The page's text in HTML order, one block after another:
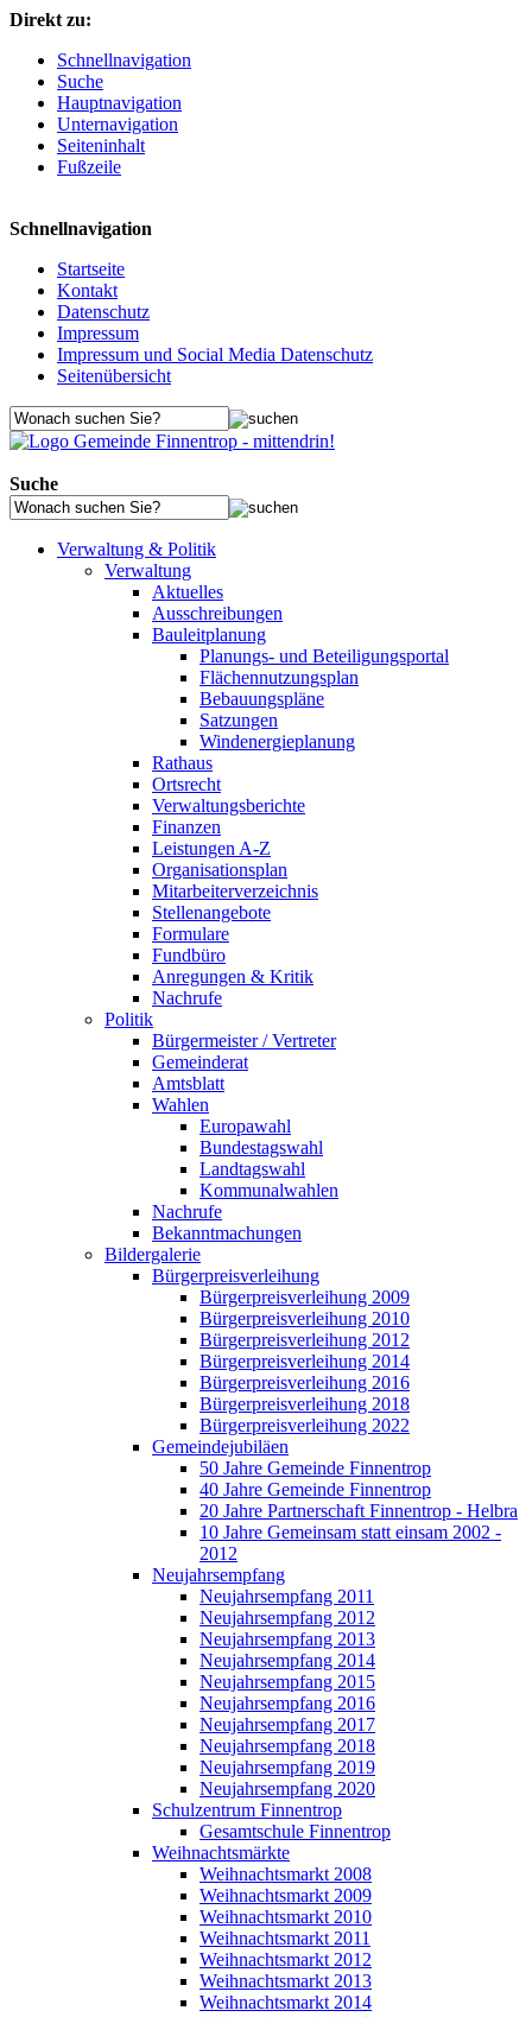
Direkt zu:
Schnellnavigation
Suche
Hauptnavigation
Unternavigation
Seiteninhalt
Fußzeile
Schnellnavigation
Startseite
Kontakt
Datenschutz
Impressum
Impressum und Social Media Datenschutz
Seitenübersicht
Suche
Verwaltung & Politik
Verwaltung
Aktuelles
Ausschreibungen
Bauleitplanung
Planungs- und Beteiligungsportal
Flächennutzungsplan
Bebauungspläne
Satzungen
Windenergieplanung
Rathaus
Ortsrecht
Verwaltungsberichte
Finanzen
Leistungen A-Z
Organisationsplan
Mitarbeiterverzeichnis
Stellenangebote
Formulare
Fundbüro
Anregungen & Kritik
Nachrufe
Politik
Bürgermeister / Vertreter
Gemeinderat
Amtsblatt
Wahlen
Europawahl
Bundestagswahl
Landtagswahl
Kommunalwahlen
Nachrufe
Bekanntmachungen
Bildergalerie
Bürgerpreisverleihung
Bürgerpreisverleihung 2009
Bürgerpreisverleihung 2010
Bürgerpreisverleihung 2012
Bürgerpreisverleihung 2014
Bürgerpreisverleihung 2016
Bürgerpreisverleihung 2018
Bürgerpreisverleihung 2022
Gemeindejubiläen
50 Jahre Gemeinde Finnentrop
40 Jahre Gemeinde Finnentrop
20 Jahre Partnerschaft Finnentrop - Helbra
10 Jahre Gemeinsam statt einsam 2002 -
2012
Neujahrsempfang
Neujahrsempfang 2011
Neujahrsempfang 2012
Neujahrsempfang 2013
Neujahrsempfang 2014
Neujahrsempfang 2015
Neujahrsempfang 2016
Neujahrsempfang 2017
Neujahrsempfang 2018
Neujahrsempfang 2019
Neujahrsempfang 2020
Schulzentrum Finnentrop
Gesamtschule Finnentrop
Weihnachtsmärkte
Weihnachtsmarkt 2008
Weihnachtsmarkt 2009
Weihnachtsmarkt 2010
Weihnachtsmarkt 2011
Weihnachtsmarkt 2012
Weihnachtsmarkt 2013
Weihnachtsmarkt 2014